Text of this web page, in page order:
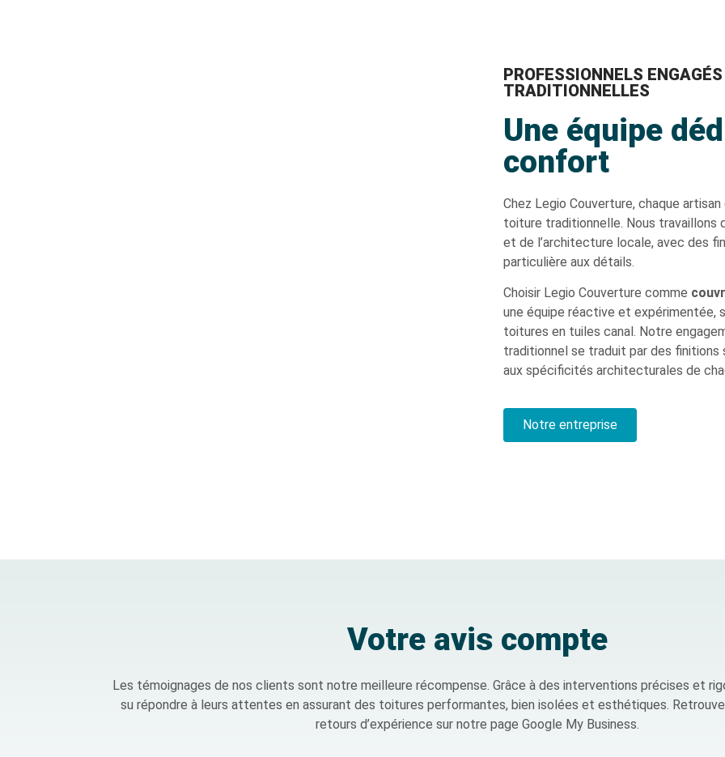
PROFESSIONNELS
TRADITIONNELLES
Une équipe
confort
Chez Legio Couverture, chaque
toiture traditionnelle. Nous travaillons
et de l’architecture locale, avec des
particulière aux détails.
Choisir Legio Couverture comme
une équipe réactive et expérimentée,
toitures en tuiles canal. Notre
traditionnel se traduit par des finitions
aux spécificités architecturales de
Notre entreprise
Votre avis compte
Les témoignages de nos clients sont notre meilleure récompense. Grâce à des interventions précises et
su répondre à leurs attentes en assurant des toitures performantes, bien isolées et esthétiques.
retours d’expérience sur notre page Google My Business.